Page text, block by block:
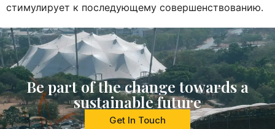
стимулирует к последующему совершенствованию.
Be part of the change towards a
sustainable future
Get In Touch